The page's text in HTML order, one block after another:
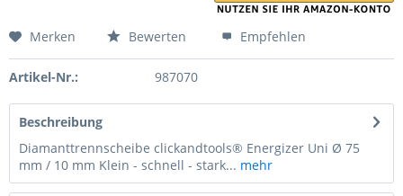
Merken Bewerten Empfehlen
Artikel-Nr.: 987070
Beschreibung
Diamanttrennscheibe clickandtools® Energizer Uni Ø 75
mm / 10 mm Klein - schnell - stark... mehr